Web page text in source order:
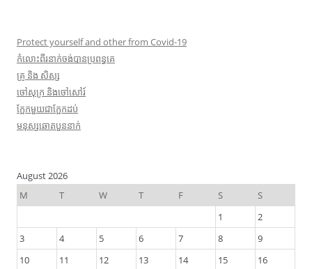
Protect yourself and other from Covid-19
កំលោះ​ពីរ​នាក់ចង់​បាន​ប្រពន្ធ​គេ
​គ្រូ​ និង សិស្ស
​ចៅ​សុក្រ និង​ចៅ​សៅរ៍
ក្អែក​មួយ​ជា​ក្អែក​ដប់
មនុស្សឆោតបួននាក់
August 2026
M
T W T F S
S
1
2
3
4 5 6 7 8
9
10
11 12 13 14 15 16